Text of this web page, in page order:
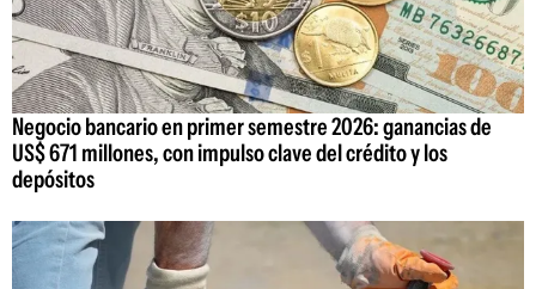
Negocio bancario en primer semestre 2026: ganancias de
US$ 671 millones, con impulso clave del crédito y los
depósitos